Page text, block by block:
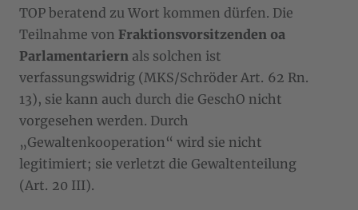
TOP beratend zu Wort kommen dürfen. Die
Teilnahme von Fraktionsvorsitzenden oa
Parlamentariern als solchen ist
verfassungswidrig (MKS/Schröder Art. 62 Rn.
13), sie kann auch durch die GeschO nicht
vorgesehen werden. Durch
„Gewaltenkooperation“ wird sie nicht
legitimiert; sie verletzt die Gewaltenteilung
(Art. 20 III).